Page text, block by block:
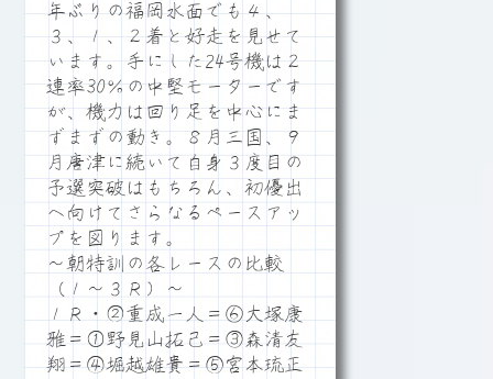
年ぶりの福岡水面でも４、
３、１、２着と好走を見せて
います。手にした24号機は２
連率30％の中堅モーターです
が、機力は回り足を中心にま
ずまずの動き。８月三国、９
月唐津に続いて自身３度目の
予選突破はもちろん、初優出
へ向けてさらなるペースアッ
プを図ります。
～朝特訓の各レースの比較
（１～３Ｒ）～
１Ｒ・②重成一人＝⑥大塚康
雅＝①野見山拓己＝③森清友
翔＝④堀越雄貴＝⑤宮本琉正